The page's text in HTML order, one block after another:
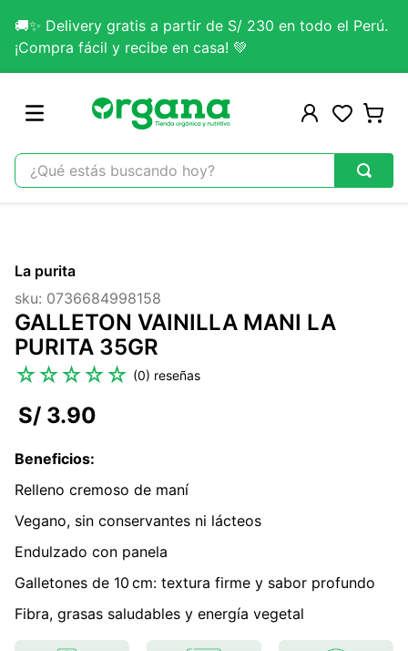
🚚✨ Delivery gratis a partir de S/ 230 en todo el Perú.
¡Compra fácil y recibe en casa! 💚
¿Qué estás buscando hoy?
2.
citrato magnesio
3.
colageno
.
kefir
5 .
glicinato magnesio
8.
magnesio
9.
stevia
10. proteina
La purita
sku: 0736684998158
GALLETON VAINILLA MANI LA
PURITA 35GR
☆☆☆☆☆ (0)
S/ 3.90
Beneficios:
Relleno cremoso de maní
Vegano, sin conservantes ni lácteos
Endulzado con panela
Galletones de 10 cm: textura firme y sabor profundo
Fibra, grasas saludables y energía vegetal